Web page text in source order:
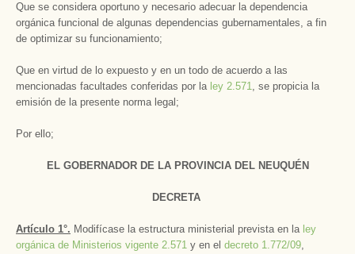
Que se considera oportuno y necesario adecuar la dependencia
orgánica funcional de algunas dependencias gubernamentales, a fin
de optimizar su funcionamiento;
Que en virtud de lo expuesto y en un todo de acuerdo a las
mencionadas facultades conferidas por la ley 2.571, se propicia la
emisión de la presente norma legal;
Por ello;
EL GOBERNADOR DE LA PROVINCIA DEL NEUQUÉN
DECRETA
Artículo 1°. Modifícase la estructura ministerial prevista en la ley
orgánica de Ministerios vigente 2.571 y en el decreto 1.772/09,